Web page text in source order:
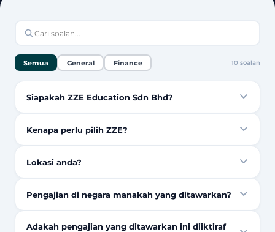
Semua General Finance 10 soalan
Siapakah ZZE Education Sdn Bhd?
Kenapa perlu pilih ZZE?
Lokasi anda?
Pengajian di negara manakah yang ditawarkan?
Adakah pengajian yang ditawarkan ini diiktiraf